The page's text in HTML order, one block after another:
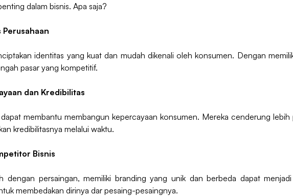
dalam bisnis. Apa saja?
identitas yang kuat dan mudah dikenali oleh konsumen. Dengan
pasar yang kompetitif.
dan Kredibilitas
membantu membangun kepercayaan konsumen. Mereka cenderung
kredibilitasnya melalui waktu.
Bisnis
dengan persaingan, memiliki branding yang unik dan berbeda dapat
membedakan dirinya dar pesaing-pesaingnya.